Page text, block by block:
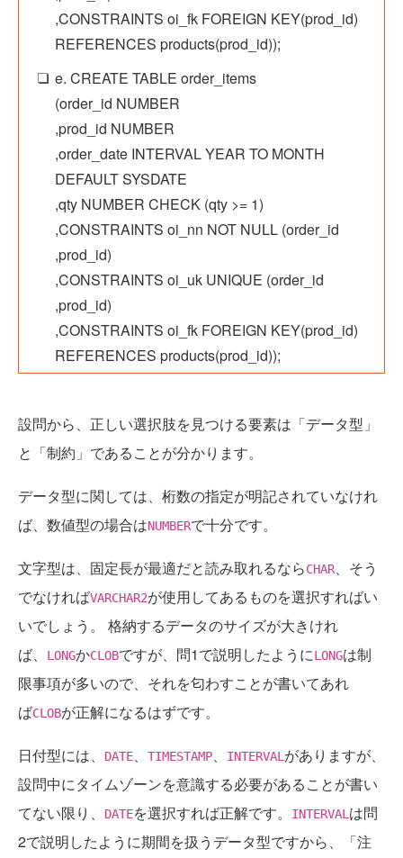
,CONSTRAINTS oi_fk FOREIGN KEY(prod_id)
REFERENCES products(prod_id));
e. CREATE TABLE order_items
(order_id NUMBER
,prod_id NUMBER
,order_date INTERVAL YEAR TO MONTH
DEFAULT SYSDATE
,qty NUMBER CHECK (qty >= 1)
,CONSTRAINTS oi_nn NOT NULL (order_id
,prod_id)
,CONSTRAINTS oi_uk UNIQUE (order_id
,prod_id)
,CONSTRAINTS oi_fk FOREIGN KEY(prod_id)
REFERENCES products(prod_id));
設問から、正しい選択肢を見つける要素は「データ型」
と「制約」であることが分かります。
データ型に関しては、桁数の指定が明記されていなけれ
ば、数値型の場合はNUMBERで十分です。
文字型は、固定長が最適だと読み取れるならCHAR、そう
でなければVARCHAR2が使用してあるものを選択すればい
いでしょう。 格納するデータのサイズが大きけれ
ば、
LONGかCLOBですが、問1で説明したようにLONGは制
限事項が多いので、それを匂わすことが書いてあれ
ばCLOBが正解になるはずです。
日付型には、 DATE、 TIMESTAMP、 INTERVAL がありますが、
設問中にタイムゾーンを意識する必要があることが書い
てない限り、
DATEを選択すれば正解です。 INTERVAL は問
2で説明したように期間を扱うデータ型ですから、「注